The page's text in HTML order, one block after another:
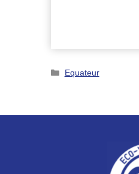
Catégories
Equateur